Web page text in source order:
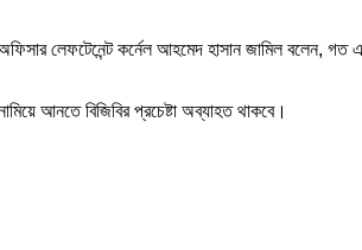
লেফটেনেন্ট কর্নেল আহমেদ হাসান জামিল বলেন, গত
আনতে বিজিবির প্রচেষ্টা অব্যাহত থাকবে।